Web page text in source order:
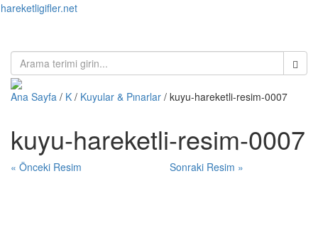
hareketligifler.net
Ana Sayfa / K / Kuyular & Pınarlar / kuyu-hareketli-resim-0007
kuyu-hareketli-resim-0007
« Önceki Resim Sonraki Resim »